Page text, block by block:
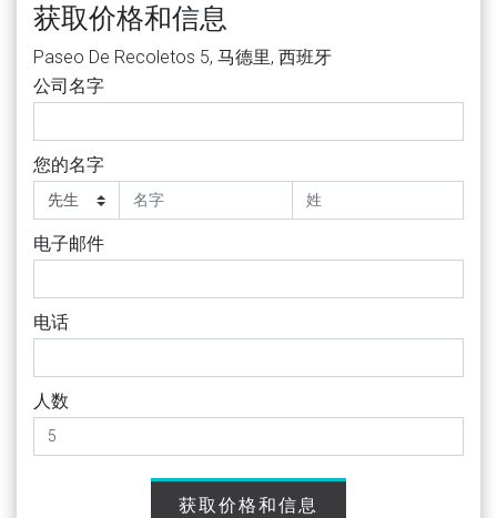
获取价格和信息
Paseo De Recoletos 5, 马德里, 西班牙
公司名字
您的名字
电子邮件
电话
人数
获取价格和信息